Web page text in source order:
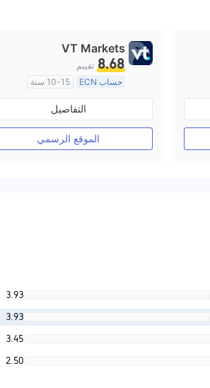
VT Markets
8.68 تقييم
حساب ECN
10-15 سنة
منظمة في أستراليا
صناعة السوق (MM)
رخصة كاملة ميتاتريدر ٤
التفاصيل
الموقع الرسمي
3.93
3.93
3.45
2.50